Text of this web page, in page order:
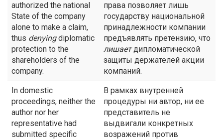
authorized the national
State of the company
alone to make a claim,
thus denyingdiplomatic
protection to the
shareholders of the
company.
права позволяет лишь
государству национальной
принадлежности компании
предъявлять претензию, что
лишаетдипломатической
защиты держателей акции
компаний.
In domestic
proceedings, neither the
author nor her
representative had
submitted specific
В рамках внутренней
процедуры ни автор, ни ее
представитель не
выдвигали конкретных
возражений против